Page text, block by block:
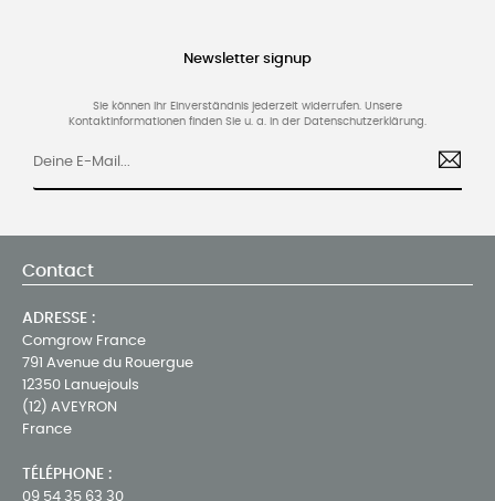
Newsletter signup
Sie können Ihr Einverständnis jederzeit widerrufen. Unsere
Kontaktinformationen finden Sie u. a. in der Datenschutzerklärung.
Contact
ADRESSE :
Comgrow France
791 Avenue du Rouergue
12350 Lanuejouls
(12) AVEYRON
France
TÉLÉPHONE :
09 54 35 63 30